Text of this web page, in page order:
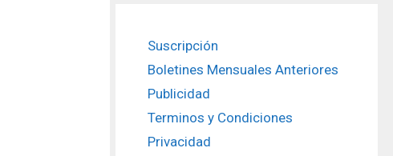
Suscripción
Boletines Mensuales Anteriores
Publicidad
Terminos y Condiciones
Privacidad